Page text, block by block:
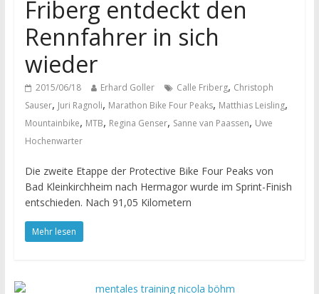
Friberg entdeckt den
Rennfahrer in sich
wieder
2015/06/18 Erhard Goller Calle Friberg, Christoph
Sauser, Juri Ragnoli, Marathon Bike Four Peaks, Matthias Leisling,
Mountainbike, MTB, Regina Genser, Sanne van Paassen, Uwe
Hochenwarter
Die zweite Etappe der Protective Bike Four Peaks von
Bad Kleinkirchheim nach Hermagor wurde im Sprint-Finish
entschieden. Nach 91,05 Kilometern
Mehr lesen